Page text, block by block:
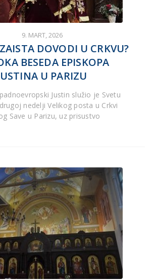
9. MART, 2026
DOVODI U CRKVU?
BESEDA EPISKOPA
U PARIZU
Justin služio je Svetu
nedelji Velikog posta u Crkvi
Save u Parizu, uz prisustvo